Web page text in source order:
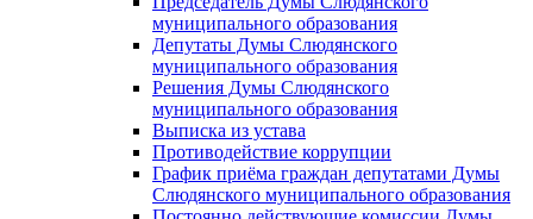
муниципального образования
Депутаты Думы Слюдянского
муниципального образования
Решения Думы Слюдянского
муниципального образования
Выписка из устава
Противодействие коррупции
График приёма граждан депутатами Думы
Слюдянского муниципального образования